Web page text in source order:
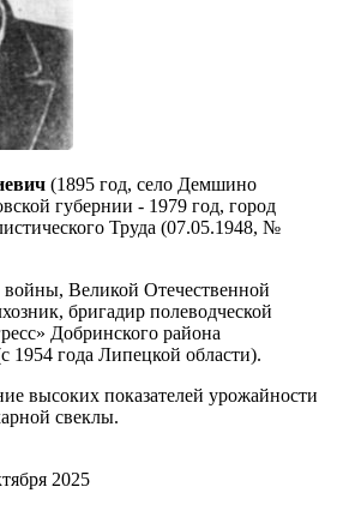
(1895 год, село Демшино
губернии - 1979 год, город
Труда (07.05.1948, №
Великой Отечественной
бригадир полеводческой
Добринского района
1954 года Липецкой области).
высоких показателей урожайности
свеклы.
2025